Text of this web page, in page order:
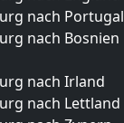
nach Portugal
nach Bosnien
nach Irland
nach Lettland